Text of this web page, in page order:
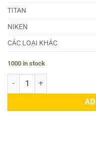
TITAN
NIKEN
CÁC LOẠI KHÁC
1000 in stock
Hợp Kim Đồng - Kẽm EN